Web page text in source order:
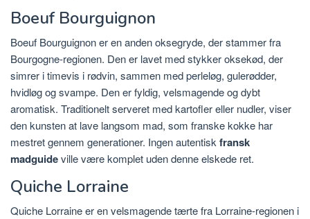
Boeuf Bourguignon
Boeuf Bourguignon er en anden oksegryde, der stammer fra
Bourgogne-regionen. Den er lavet med stykker oksekød, der
simrer i timevis i rødvin, sammen med perleløg, gulerødder,
hvidløg og svampe. Den er fyldig, velsmagende og dybt
aromatisk. Traditionelt serveret med kartofler eller nudler, viser
den kunsten at lave langsom mad, som franske kokke har
mestret gennem generationer. Ingen autentiskfransk
madguideville være komplet uden denne elskede ret.
Quiche Lorraine
Quiche Lorraine er en velsmagende tærte fra Lorraine-regionen i